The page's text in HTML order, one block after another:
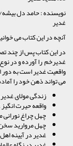
نویسنده : حامد دل
غدیر
آنچه در این کتاب می
در این کتاب پس از چند
غدیرخم را آورده و در
واقعیت غدیر است به دور
می تواند ذهن خود را
زندگی مولای
واقعه حیرت
چهل چراغ نورانی
چهل مروارید
غدیر در آیینه